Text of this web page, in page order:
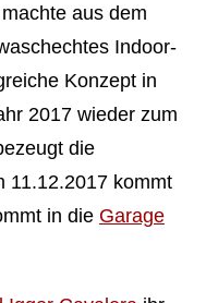
aus dem
Indoor-
Konzept in
2017 wieder zum
die
11.12.2017 kommt
in die Garage